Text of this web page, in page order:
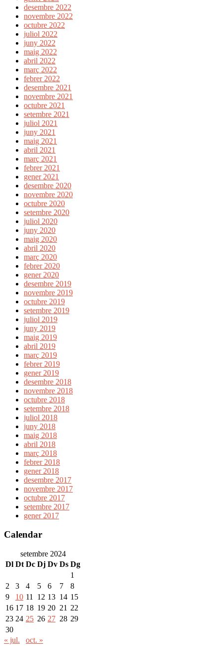
desembre 2022
novembre 2022
octubre 2022
juliol 2022
juny 2022
maig 2022
abril 2022
març 2022
febrer 2022
desembre 2021
novembre 2021
octubre 2021
setembre 2021
juliol 2021
juny 2021
maig 2021
abril 2021
març 2021
febrer 2021
gener 2021
desembre 2020
novembre 2020
octubre 2020
setembre 2020
juliol 2020
juny 2020
maig 2020
abril 2020
març 2020
febrer 2020
gener 2020
desembre 2019
novembre 2019
octubre 2019
setembre 2019
juliol 2019
juny 2019
maig 2019
abril 2019
març 2019
febrer 2019
gener 2019
desembre 2018
novembre 2018
octubre 2018
setembre 2018
juliol 2018
juny 2018
maig 2018
abril 2018
març 2018
febrer 2018
gener 2018
desembre 2017
novembre 2017
octubre 2017
setembre 2017
gener 2017
Calendar
setembre 2024
Dl Dt Dc Dj Dv Ds Dg
1
2
3 4 5 6 7
8
9
10 11 12 13 14 15
16 17 18 19 20 21 22
23 24 25 26 27 28 29
30
« jul.
oct. »